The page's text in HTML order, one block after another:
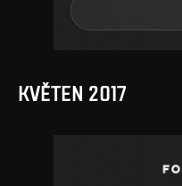
KVĚTEN 2017